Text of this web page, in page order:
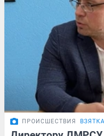
ПРОИСШЕСТВИЯ